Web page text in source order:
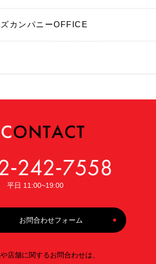
カンパニーOFFICE
平日 11:00~19:00
お問合わせフォーム
店舗に関するお問合わせは、